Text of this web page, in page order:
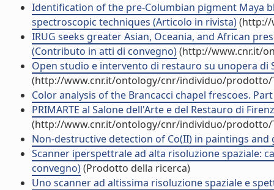
Identification of the pre-Columbian pigment Maya
spectroscopic techniques (Articolo in rivista)(http://
IRUG seeks greater Asian, Oceania, and African
(Contributo in atti di convegno)(http://www.cnr.it/
Open studio e intervento di restauro su unopera
(http://www.cnr.it/ontology/cnr/individuo/prodotto/
Color analysis of the Brancacci chapel frescoes.
PRIMARTE al Salone dell'Arte e del Restauro di
(http://www.cnr.it/ontology/cnr/individuo/prodotto/
Non-destructive detection of Co(II) in paintings and
Scanner iperspettrale ad alta risoluzione spaziale:
convegno)(Prodotto della ricerca)
Uno scanner ad altissima risoluzione spaziale e